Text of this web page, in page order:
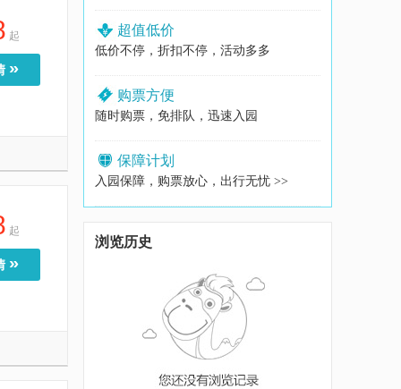
起
»
起
»
超值低价
低价不停，折扣不停，活动多多
购票方便
随时购票，免排队，迅速入园
保障计划
入园保障，购票放心，出行无忧 >>
浏览历史